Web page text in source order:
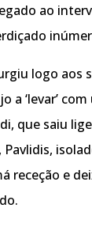
ao
logo aos
a ‘levar’
que saiu
Pavlidis,
receção e